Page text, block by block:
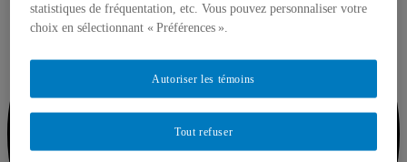
statistiques de fréquentation, etc. Vous pouvez personnaliser votre
choix en sélectionnant « Préférences ».
Tout refuser
Autoriser les témoins